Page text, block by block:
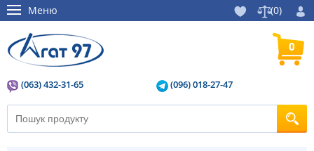
Меню (0)
(063) 432-31-65 (096) 018-27-47
0